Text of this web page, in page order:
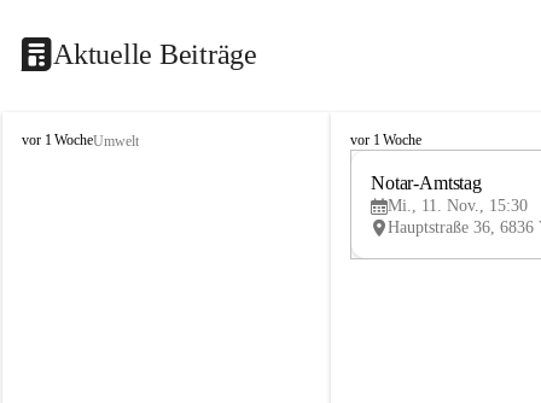
Aktuelle Beiträge
V
vor 1 WocheUmwelt
V
vor 1 Woche
Notar-Amtstag
Mi., 11. Nov., 15:30